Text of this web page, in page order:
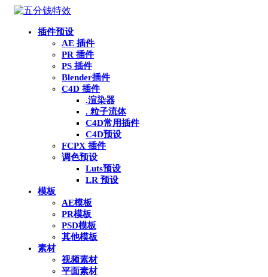
插件预设
AE 插件
PR 插件
PS 插件
Blender插件
C4D 插件
.渲染器
. 粒子流体
C4D常用插件
C4D预设
FCPX 插件
调色预设
Luts预设
LR 预设
模板
AE模板
PR模板
PSD模板
其他模板
素材
视频素材
平面素材